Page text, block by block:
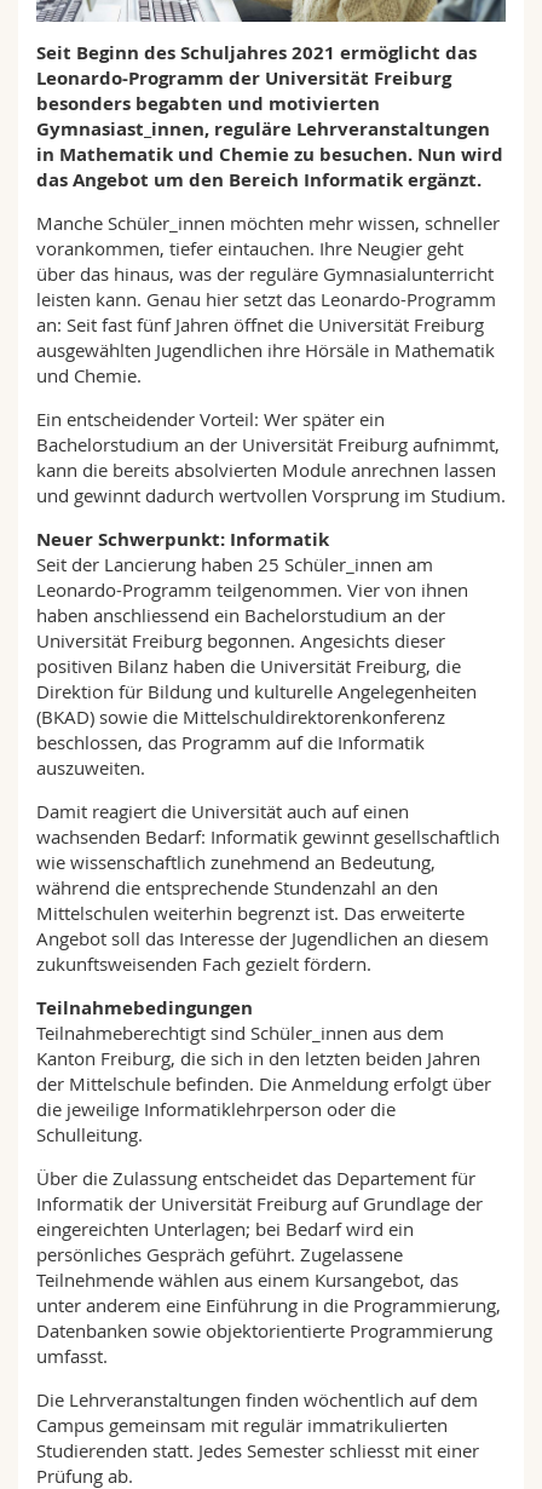
Math.-Nat. und Med. Fak.
Interfakultär
Mitarbeitende
Doktorierende
Webmail
Vorlesungsverzeichnis
MyUnifr
Seit Beginn des Schuljahres 2021 ermöglicht das
Leonardo-Programm der Universität Freiburg
besonders begabten und motivierten
Gymnasiast_innen, reguläre Lehrveranstaltungen
in Mathematik und Chemie zu besuchen. Nun wird
das Angebot um den Bereich Informatik ergänzt.
Manche Schüler_innen möchten mehr wissen, schneller
vorankommen, tiefer eintauchen. Ihre Neugier geht
über das hinaus, was der reguläre Gymnasialunterricht
leisten kann. Genau hier setzt das Leonardo-Programm
an: Seit fast fünf Jahren öffnet die Universität Freiburg
ausgewählten Jugendlichen ihre Hörsäle in Mathematik
und Chemie.
Ein entscheidender Vorteil: Wer später ein
Bachelorstudium an der Universität Freiburg aufnimmt,
kann die bereits absolvierten Module anrechnen lassen
und gewinnt dadurch wertvollen Vorsprung im Studium.
Neuer Schwerpunkt: Informatik
Seit der Lancierung haben 25 Schüler_innen am
Leonardo-Programm teilgenommen. Vier von ihnen
haben anschliessend ein Bachelorstudium an der
Universität Freiburg begonnen. Angesichts dieser
positiven Bilanz haben die Universität Freiburg, die
Direktion für Bildung und kulturelle Angelegenheiten
(BKAD) sowie die Mittelschuldirektorenkonferenz
beschlossen, das Programm auf die Informatik
auszuweiten.
Damit reagiert die Universität auch auf einen
wachsenden Bedarf: Informatik gewinnt gesellschaftlich
wie wissenschaftlich zunehmend an Bedeutung,
während die entsprechende Stundenzahl an den
Mittelschulen weiterhin begrenzt ist. Das erweiterte
Angebot soll das Interesse der Jugendlichen an diesem
zukunftsweisenden Fach gezielt fördern.
Teilnahmebedingungen
Teilnahmeberechtigt sind Schüler_innen aus dem
Kanton Freiburg, die sich in den letzten beiden Jahren
der Mittelschule befinden. Die Anmeldung erfolgt über
die jeweilige Informatiklehrperson oder die
Schulleitung.
Über die Zulassung entscheidet das Departement für
Informatik der Universität Freiburg auf Grundlage der
eingereichten Unterlagen; bei Bedarf wird ein
persönliches Gespräch geführt. Zugelassene
Teilnehmende wählen aus einem Kursangebot, das
unter anderem eine Einführung in die Programmierung,
Datenbanken sowie objektorientierte Programmierung
umfasst.
Die Lehrveranstaltungen finden wöchentlich auf dem
Campus gemeinsam mit regulär immatrikulierten
Studierenden statt. Jedes Semester schliesst mit einer
Prüfung ab.